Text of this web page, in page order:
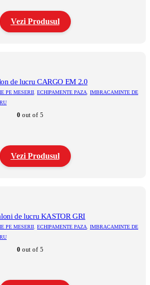
lei
Vezi Produsul
de lucru CARGO EM 2.0
PE MESERII, ECHIPAMENTE PAZA, IMBRACAMINTE DE
0 out of 5
Vezi Produsul
de lucru KASTOR GRI
PE MESERII, ECHIPAMENTE PAZA, IMBRACAMINTE DE
0 out of 5